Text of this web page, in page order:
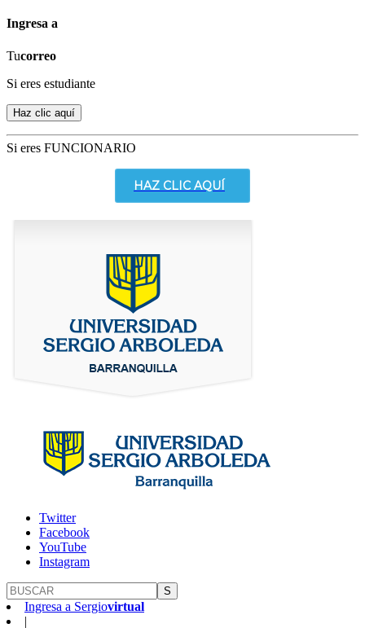
Ingresa a
Tucorreo
Si eres estudiante
Si eres FUNCIONARIO
HAZ CLIC AQUÍ
Twitter
Facebook
YouTube
Instagram
S
Ingresa a Sergiovirtual